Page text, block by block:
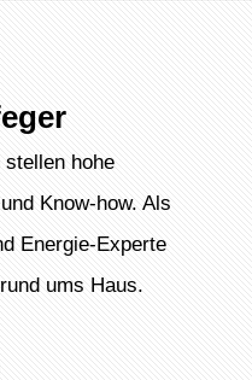
stellen hohe
Know-how. Als
Energie-Experte
ums Haus.